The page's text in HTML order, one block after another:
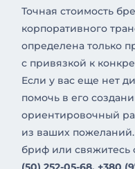
Точная стоимость
корпоративного
определена только
с привязкой к
Если у вас еще нет
помочь в его
ориентировочный
из ваших пожеланий.
бриф или свяжитесь